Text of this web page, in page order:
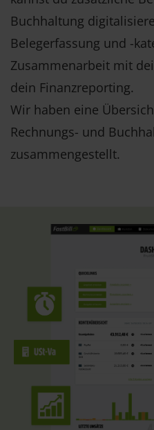
Buchhaltung
Belegerfassung und -
Zusammenarbeit mit
dein Finanzreporting.
Wir haben eine
Rechnungs- und
zusammengestellt.